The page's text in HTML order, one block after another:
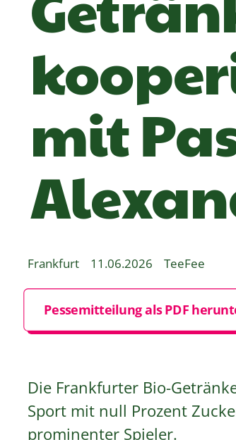
mit
Frankfurt 11.06.2026 TeeFee
Pessemitteilung als PDF
Die Frankfurter Bio-
Sport mit null Prozent
prominenter Spieler.